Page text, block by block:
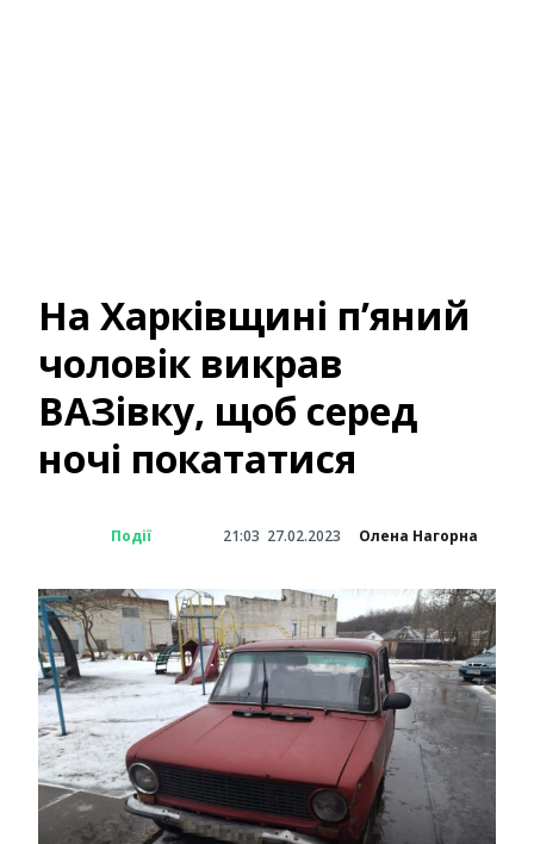
На Харківщині п’яний
чоловік викрав
ВАЗівку, щоб серед
ночі покататися
Події 21:03 27.02.2023 Олена Нагорна